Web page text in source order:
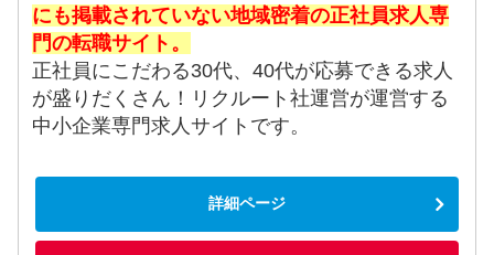
にも掲載されていない地域密着の正社員求人専
門の転職サイト。
正社員にこだわる30代、40代が応募できる求人
が盛りだくさん！リクルート社運営が運営する
中小企業専門求人サイトです。
詳細ページ